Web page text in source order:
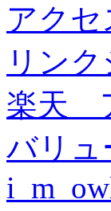
アク
リン
楽天
バリ